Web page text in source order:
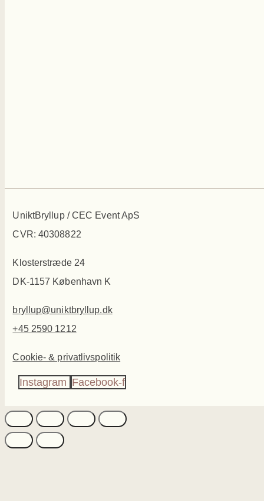
UniktBryllup / CEC Event ApS
CVR: 40308822
Klosterstræde 24
DK-1157 København K
bryllup@uniktbryllup.dk
+45 2590 1212
Cookie- & privatlivspolitik
Instagram Facebook-f